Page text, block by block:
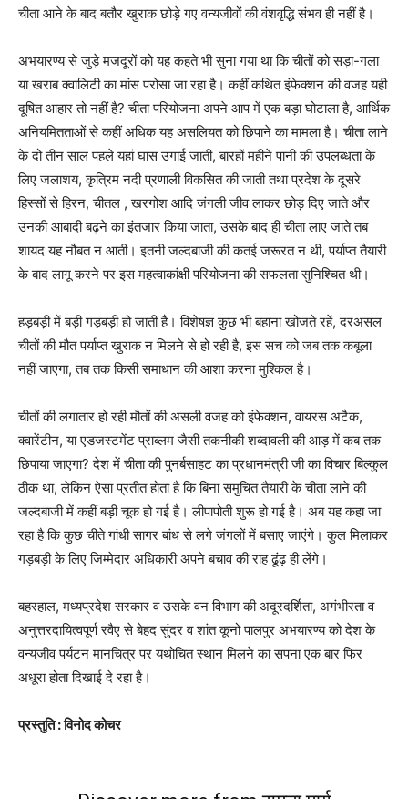
चीता आने के बाद बतौर खुराक छोड़े गए वन्यजीवों की वंशवृद्धि संभव ही नहीं है।
अभयारण्य से जुड़े मजदूरों को यह कहते भी सुना गया था कि चीतों को सड़ा-गला
या खराब क्वालिटी का मांस परोसा जा रहा है। कहीं कथित इंफेक्शन की वजह यही
दूषित आहार तो नहीं है? चीता परियोजना अपने आप में एक बड़ा घोटाला है, आर्थिक
अनियमितताओं से कहीं अधिक यह असलियत को छिपाने का मामला है। चीता लाने
के दो तीन साल पहले यहां घास उगाई जाती, बारहों महीने पानी की उपलब्धता के
लिए जलाशय, कृत्रिम नदी प्रणाली विकसित की जाती तथा प्रदेश के दूसरे
हिस्सों से हिरन, चीतल , खरगोश आदि जंगली जीव लाकर छोड़ दिए जाते और
उनकी आबादी बढ़ने का इंतजार किया जाता, उसके बाद ही चीता लाए जाते तब
शायद यह नौबत न आती। इतनी जल्दबाजी की कतई जरूरत न थी, पर्याप्त तैयारी
के बाद लागू करने पर इस महत्वाकांक्षी परियोजना की सफलता सुनिश्चित थी।
हड़बड़ी में बड़ी गड़बड़ी हो जाती है। विशेषज्ञ कुछ भी बहाना खोजते रहें, दरअसल
चीतों की मौत पर्याप्त खुराक न मिलने से हो रही है, इस सच को जब तक कबूला
नहीं जाएगा, तब तक किसी समाधान की आशा करना मुश्किल है।
चीतों की लगातार हो रही मौतों की असली वजह को इंफेक्शन, वायरस अटैक,
क्वारेंटीन, या एडजस्टमेंट प्राब्लम जैसी तकनीकी शब्दावली की आड़ में कब तक
छिपाया जाएगा? देश में चीता की पुनर्बसाहट का प्रधानमंत्री जी का विचार बिल्कुल
ठीक था, लेकिन ऐसा प्रतीत होता है कि बिना समुचित तैयारी के चीता लाने की
जल्दबाजी में कहीं बड़ी चूक हो गई है। लीपापोती शुरू हो गई है।‌ अब यह कहा जा
रहा है कि कुछ चीते गांधी सागर बांध से लगे जंगलों में बसाए जाएंगे। कुल मिलाकर
गड़बड़ी के लिए जिम्मेदार अधिकारी अपने बचाव की राह ढूंढ़ ही लेंगे।
बहरहाल, मध्यप्रदेश सरकार व उसके वन विभाग की अदूरदर्शिता, अगंभीरता व
अनुत्तरदायित्वपूर्ण रवैए से बेहद सुंदर व शांत कूनो पालपुर अभयारण्य को देश के
वन्यजीव पर्यटन मानचित्र पर यथोचित स्थान मिलने का सपना एक बार फिर
अधूरा होता दिखाई दे रहा है।
प्रस्तुति : विनोद कोचर